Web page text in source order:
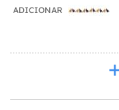
ADICIONAR